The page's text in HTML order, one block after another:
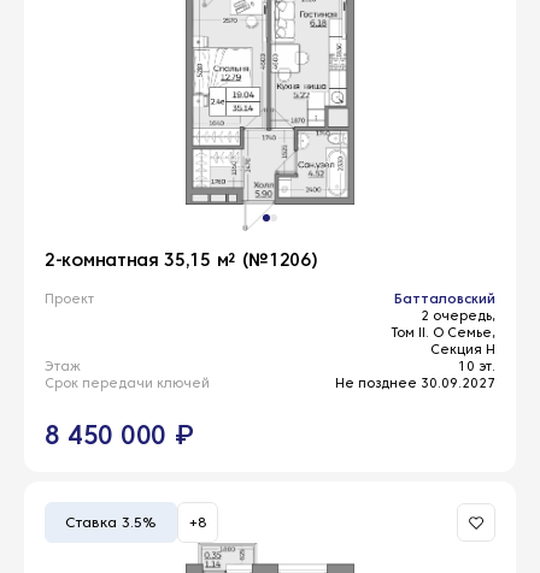
2-комнатная 35,15 м² (№1206)
Проект
Батталовский
2 очередь,
Том II. О Семье,
Секция Н
Этаж
10 эт.
Срок передачи ключей
Не позднее 30.09.2027
8 450 000 ₽
Ставка 3.5% +8